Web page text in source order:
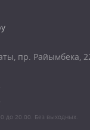
пр. Райымбека,
до 20.00. Без выходных.